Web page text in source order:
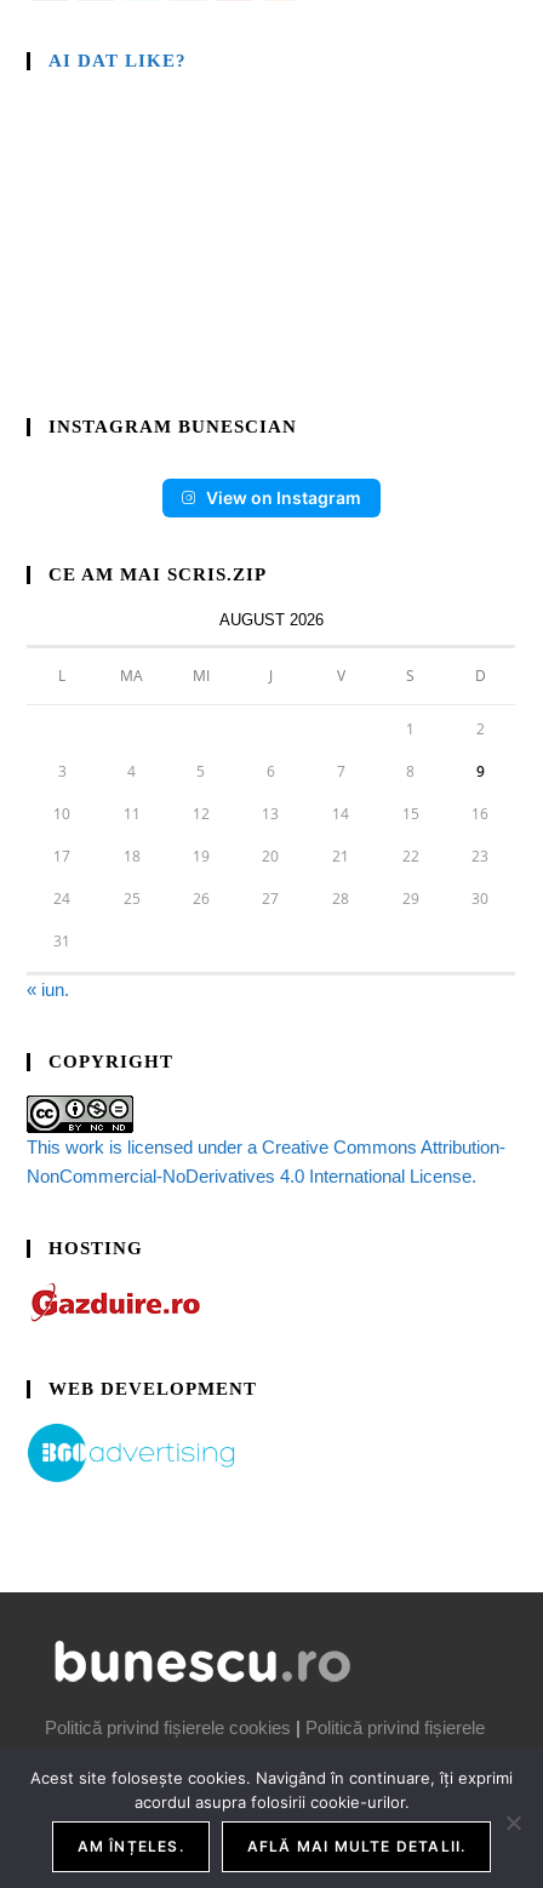
AI DAT LIKE?
INSTAGRAM BUNESCIAN
View on Instagram
CE AM MAI SCRIS.ZIP
AUGUST 2026
L MA MI J V S D
1 2
3 4 5 6 7 8 9
10 11 12 13 14 15 16
17 18 19 20 21 22 23
24 25 26 27 28 29 30
31
« iun.
COPYRIGHT
This work is licensed under a Creative Commons Attribution-
NonCommercial-NoDerivatives 4.0 International License.
HOSTING
WEB DEVELOPMENT
Politică privind fișierele cookies | Politică privind fișierele
COPYRIGHT IONUȚ BUNESCU | 2006-2026
Acest site folosește cookies. Navigând în continuare, îți exprimi
acordul asupra folosirii cookie-urilor.
AM ÎNȚELES. AFLĂ MAI MULTE DETALII.